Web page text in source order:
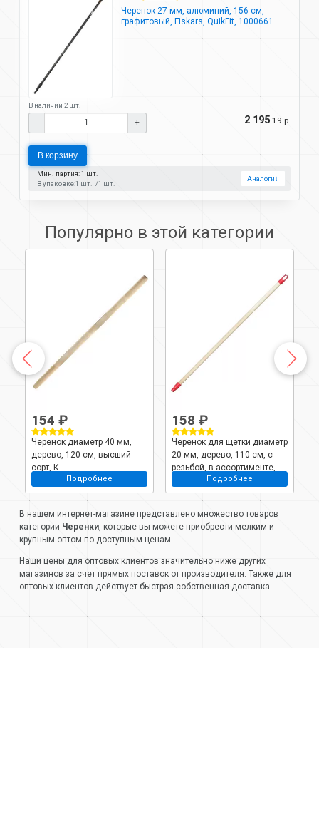
Черенок 27 мм, алюминий, 156 см,
графитовый, Fiskars, QuikFit, 1000661
В наличии 2 шт.
- + 2 195 .19 р.
В корзину
Мин. партия: 1 шт.
В упаковке:1 шт. 1 шт.
Аналоги↓
Популярно в этой категории
154 ₽
Черенок диаметр 40 мм,
дерево, 120 см, высший
сорт, К
Подробнее
158 ₽
Черенок для щетки диаметр
20 мм, дерево, 110 см, с
резьбой, в ассортименте,
Евро, MPG4425
Подробнее
В нашем интернет-магазине представлено множество товаров
категории Черенки, которые вы можете приобрести мелким и
крупным оптом по доступным ценам.
Наши цены для оптовых клиентов значительно ниже других
магазинов за счет прямых поставок от производителя. Также для
оптовых клиентов действует быстрая собственная доставка.